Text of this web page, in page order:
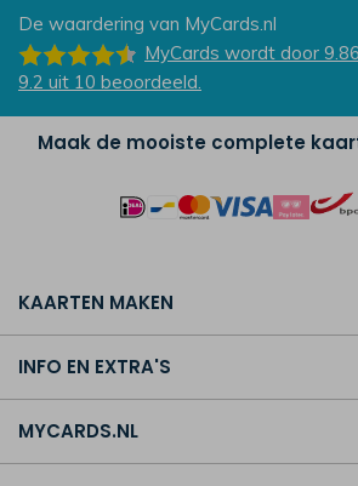
De waardering van MyCards.nl
MyCards wordt door
9.2 uit 10 beoordeeld.
Maak de mooiste complete
KAARTEN MAKEN
INFO EN EXTRA'S
MYCARDS.NL